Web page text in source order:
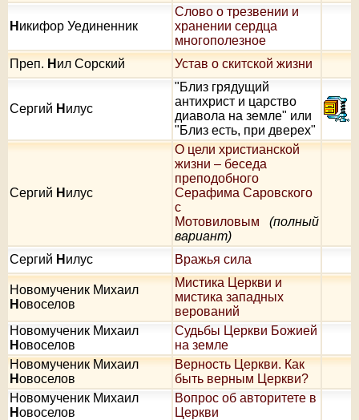
Н икифор Уединенник
Слово о трезвении и
хранении сердца
многополезное
Преп. Н ил Сорский Устав о скитской жизни
Сергий Н илус
"Близ грядущий
антихрист и царство
диавола на земле" или
"Близ есть, при дверех"
Сергий Н илус
О цели христианской
жизни – беседа
преподобного
Серафима Саровского
с
Мотовиловым (полный
вариант)
Сергий Н илус Вражья сила
Новомученик Михаил
Новоселов
Мистика Церкви и
мистика западных
верований
Новомученик Михаил
Новоселов
Судьбы Церкви Божией
на земле
Новомученик Михаил
Новоселов
Верность Церкви. Как
быть верным Церкви?
Новомученик Михаил
Новоселов
Вопрос об авторитете в
Церкви